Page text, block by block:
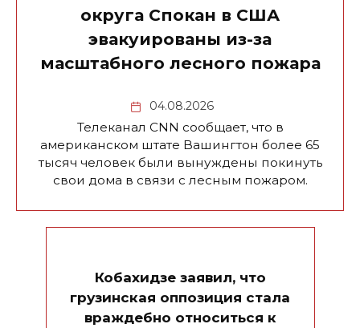
округа Спокан в США
эвакуированы из-за
масштабного лесного пожара
04.08.2026
Телеканал CNN сообщает, что в
американском штате Вашингтон более 65
тысяч человек были вынуждены покинуть
свои дома в связи с лесным пожаром.
Кобахидзе заявил, что
грузинская оппозиция стала
враждебно относиться к